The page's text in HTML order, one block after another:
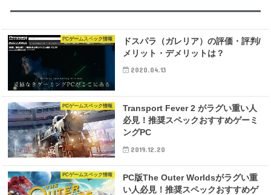
PCゲームスペック情報
ドスパラ（ガレリア）の評価・評判/
メリット・デメリットは？
2020.04.13
PCゲームスペック情報
Transport Fever 2 がラグい重い人
必見！推奨スペックおすすめゲーミ
ングPC
2019.12.20
PCゲームスペック情報
PC版The Outer Worldsがラグい重
い人必見！推奨スペックおすすめゲ